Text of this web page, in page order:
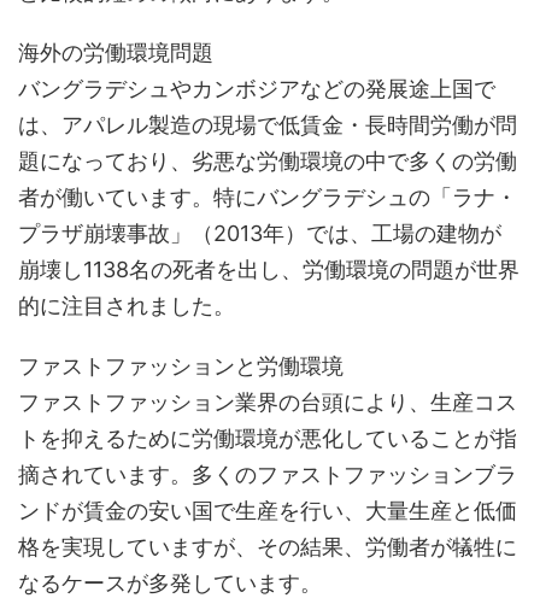
海外の労働環境問題
バングラデシュやカンボジアなどの発展途上国で
は、アパレル製造の現場で低賃金・長時間労働が問
題になっており、劣悪な労働環境の中で多くの労働
者が働いています。特にバングラデシュの「ラナ・
プラザ崩壊事故」（2013年）では、工場の建物が
崩壊し1138名の死者を出し、労働環境の問題が世界
的に注目されました。
ファストファッションと労働環境
ファストファッション業界の台頭により、生産コス
トを抑えるために労働環境が悪化していることが指
摘されています。多くのファストファッションブラ
ンドが賃金の安い国で生産を行い、大量生産と低価
格を実現していますが、その結果、労働者が犠牲に
なるケースが多発しています。